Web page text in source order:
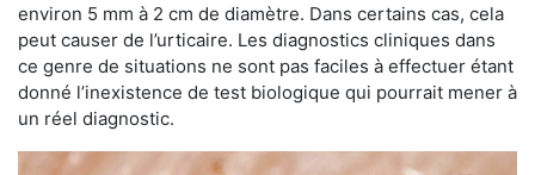
environ 5 mm à 2 cm de diamètre. Dans certains cas, cela
peut causer de l’urticaire. Les diagnostics cliniques dans
ce genre de situations ne sont pas faciles à effectuer étant
donné l’inexistence de test biologique qui pourrait mener à
un réel diagnostic.